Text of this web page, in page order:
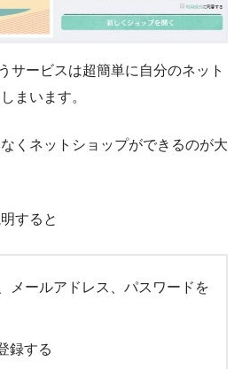
サービスは超簡単に自分のネット
まいます。
くネットショップができるのが大
すると
メールアドレス、パスワードを
録する